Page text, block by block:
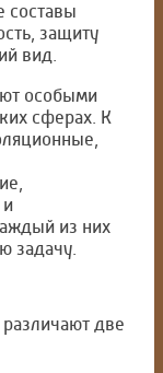
составы
защиту
вид.
особыми
сферах. К
из них
задачу.
две